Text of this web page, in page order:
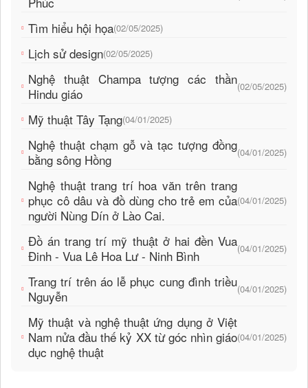
Tìm hiểu hội họa(02/05/2025)
Lịch sử design(02/05/2025)
Nghệ thuật Champa tượng các thần
Hindu giáo
(02/05/2025)
Mỹ thuật Tây Tạng(04/01/2025)
Nghệ thuật chạm gỗ và tạc tượng đồng
bằng sông Hồng
(04/01/2025)
Nghệ thuật trang trí hoa văn trên trang
phục cô dâu và đồ dùng cho trẻ em của
người Nùng Dín ở Lào Cai.
(04/01/2025)
Đồ án trang trí mỹ thuật ở hai đền Vua
Đinh - Vua Lê Hoa Lư - Ninh Bình
(04/01/2025)
Trang trí trên áo lễ phục cung đình triều
Nguyễn
(04/01/2025)
Mỹ thuật và nghệ thuật ứng dụng ở Việt
Nam nửa đầu thế kỷ XX từ góc nhìn giáo
dục nghệ thuật
(04/01/2025)